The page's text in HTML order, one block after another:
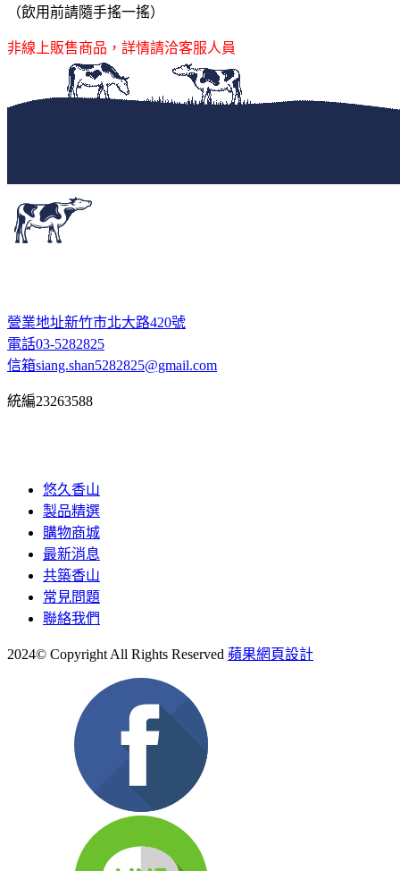
（飲用前請隨手搖一搖）
非線上販售商品，詳情請洽客服人員
營業地址新竹市北大路420號
電話03-5282825
信箱siang.shan5282825@gmail.com
統編23263588
悠久香山
製品精選
購物商城
最新消息
共築香山
常見問題
聯絡我們
2024© Copyright All Rights Reserved 蘋果網頁設計